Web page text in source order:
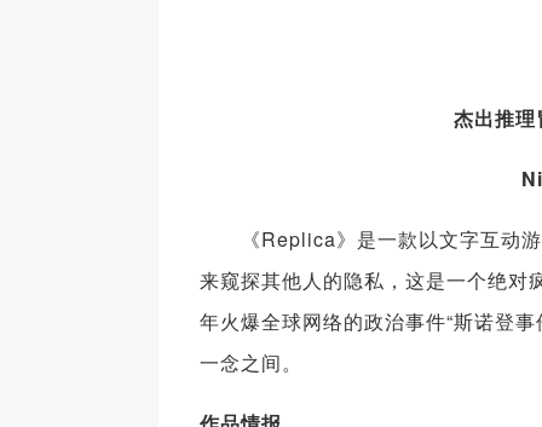
杰出推
《Replica》是一款以文字互动游
来窥探其他人的隐私，这是一个绝对
年火爆全球网络的政治事件“斯诺登
一念之间。